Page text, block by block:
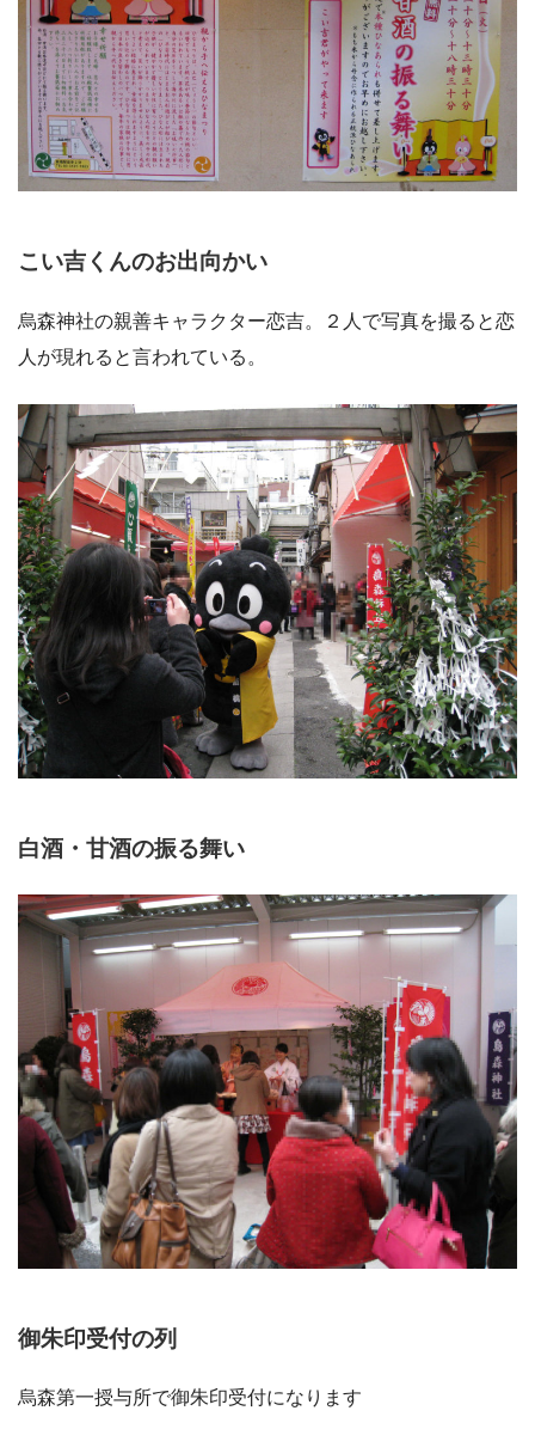
こい吉くんのお出向かい
烏森神社の親善キャラクター恋吉。２人で写真を撮ると恋
人が現れると言われている。
白酒・甘酒の振る舞い
御朱印受付の列
烏森第一授与所で御朱印受付になります